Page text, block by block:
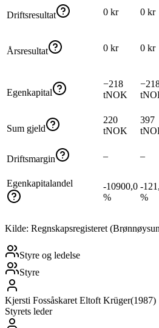
Driftsresultat 0 kr 0 kr
Årsresultat 0 kr 0 kr
Egenkapital
−218
tNOK
Sum gjeld
220
tNOK
397
Driftsmargin – –
Egenkapitalandel
-10900,0
%
-
%
Kilde: Regnskapsregisteret
Styre og ledelse
Styre
Kjersti Fossåskaret Eltoft Krüger(1987)
Styrets leder